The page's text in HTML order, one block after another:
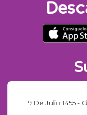
9 De Julio 1455 -